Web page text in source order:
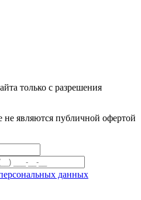
только с разрешения
являются публичной офертой
данных